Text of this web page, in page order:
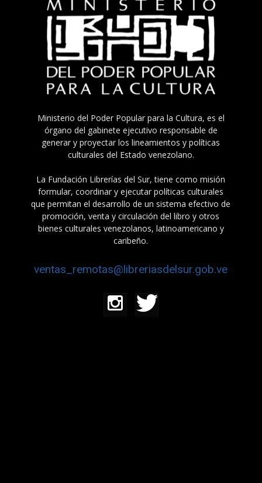
Ministerio del Poder Popular para la Cultura, es el
órgano del gabinete ejecutivo responsable de
generar y proyectar los lineamientos y políticas
culturales del Estado venezolano.
La Fundación Librerías del Sur, tiene como misión
formular, coordinar y ejecutar políticas culturales
que permitan el desarrollo de un sistema efectivo de
promoción, venta y circulación del libro y otros
bienes culturales venezolanos, latinoamericano y
caribeño.
ventas_remotas@libreriasdelsur.gob.ve